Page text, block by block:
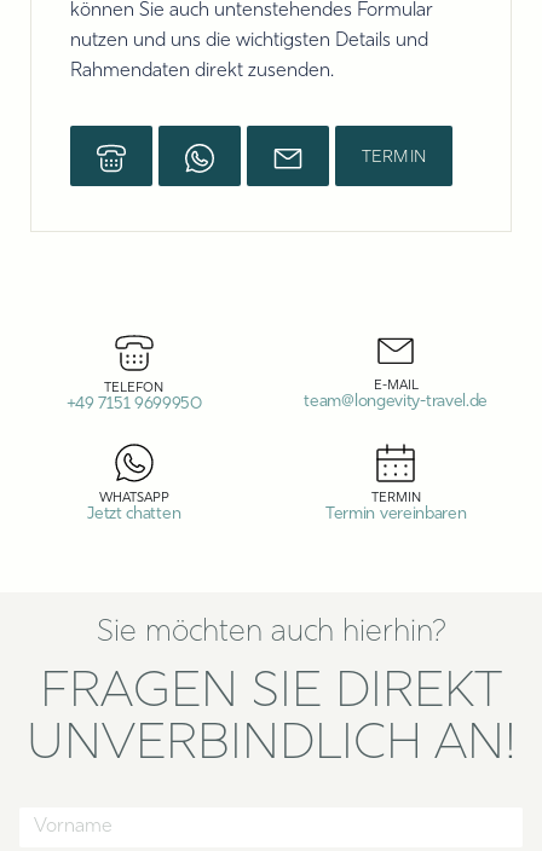
können Sie auch untenstehendes Formular
nutzen und uns die wichtigsten Details und
Rahmendaten direkt zusenden.
TERMIN
TELEFON
+49 7151 9699950
E-MAIL
team@longevity-travel.de
WHATSAPP
Jetzt chatten
TERMIN
Termin vereinbaren
Sie möchten auch hierhin?
FRAGEN SIE DIREKT
UNVERBINDLICH AN!